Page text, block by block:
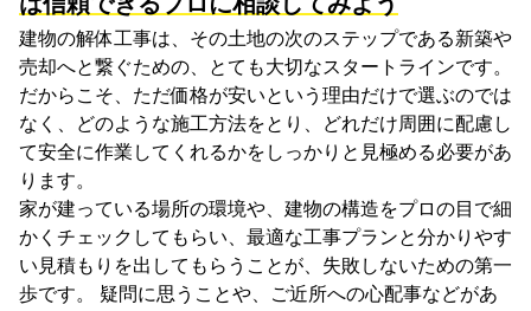
建物の解体工事は、その土地の次のステップである新築や
売却へと繋ぐための、とても大切なスタートラインです。
だからこそ、ただ価格が安いという理由だけで選ぶのでは
なく、どのような施工方法をとり、どれだけ周囲に配慮し
て安全に作業してくれるかをしっかりと見極める必要があ
ります。
家が建っている場所の環境や、建物の構造をプロの目で細
かくチェックしてもらい、最適な工事プランと分かりやす
い見積もりを出してもらうことが、失敗しないための第一
歩です。 疑問に思うことや、ご近所への心配事などがあ